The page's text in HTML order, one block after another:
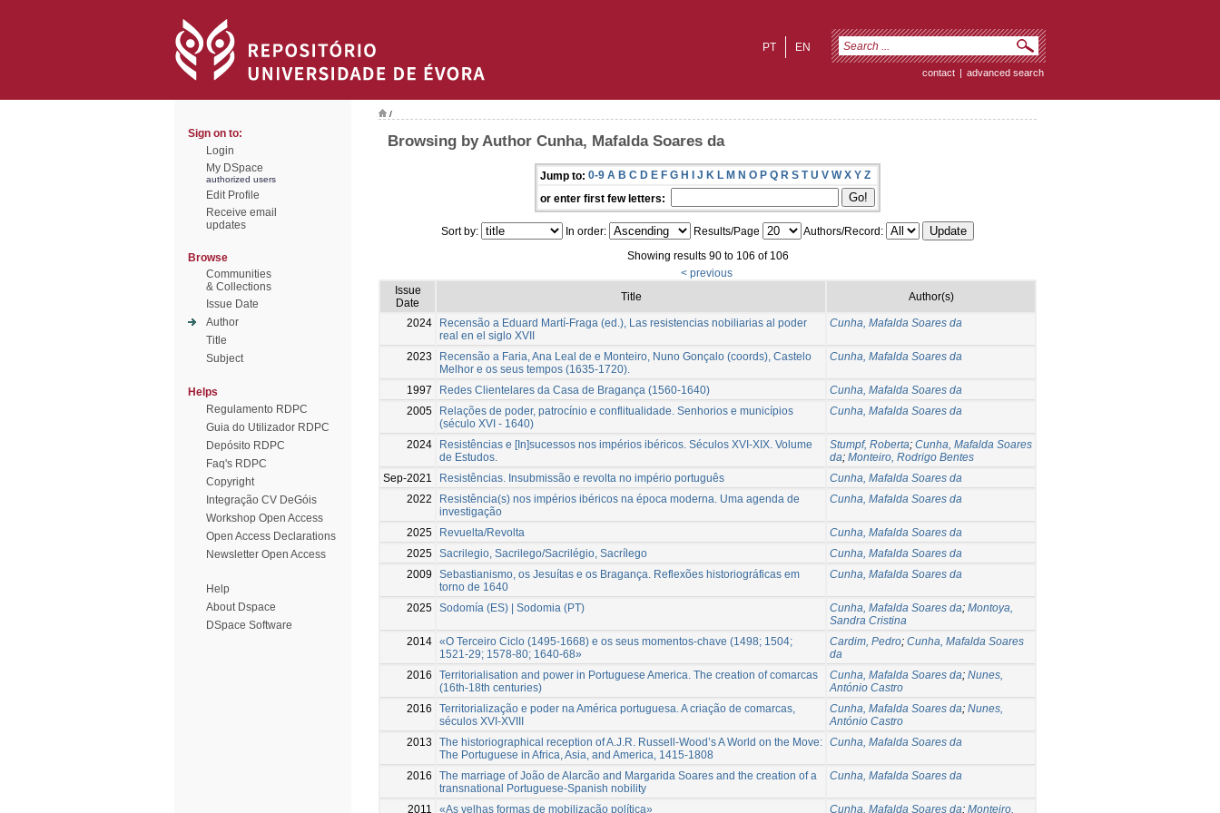
EN
PT
contact | advanced search
Sign on to:
Login
My DSpace
authorized users
Edit Profile
Receive email
updates
Browse
Communities
& Collections
Issue Date
Author
Title
Subject
Helps
Regulamento RDPC
Guia do Utilizador RDPC
Depósito RDPC
Faq's RDPC
Copyright
Integração CV DeGóis
Workshop Open Access
Open Access Declarations
Newsletter Open Access
Help
About Dspace
DSpace Software
/
Browsing by Author Cunha, Mafalda Soares da
Jump to: 0-9 A B C D E F G H I J K L M N O P Q R S T U V W X Y Z
or enter first few letters:
Sort by: In order: Results/Page
Authors/Record:
Showing results 90 to 106 of 106
< previous
Issue
Date
Title Author(s)
2024
Recensão a Eduard Martí-Fraga (ed.), Las resistencias nobiliarias al poder
real en el siglo XVII
Cunha, Mafalda Soares da
2023
Recensão a Faria, Ana Leal de e Monteiro, Nuno Gonçalo (coords), Castelo
Melhor e os seus tempos (1635-1720).
Cunha, Mafalda Soares da
1997 Redes Clientelares da Casa de Bragança (1560-1640)
Cunha, Mafalda Soares da
2005
Relações de poder, patrocínio e conflitualidade. Senhorios e municípios
(século XVI - 1640)
Cunha, Mafalda Soares da
2024
Resistências e [In]sucessos nos impérios ibéricos. Séculos XVI-XIX. Volume
de Estudos.
Stumpf, Roberta; Cunha, Mafalda Soares
da; Monteiro, Rodrigo Bentes
Sep-2021
Resistências. Insubmissão e revolta no império português
Cunha, Mafalda Soares da
2022
Resistência(s) nos impérios ibéricos na época moderna. Uma agenda de
investigação
Cunha, Mafalda Soares da
2025 Revuelta/Revolta
Cunha, Mafalda Soares da
2025 Sacrilegio, Sacrilego/Sacrilégio, Sacrílego
Cunha, Mafalda Soares da
2009
Sebastianismo, os Jesuítas e os Bragança. Reflexões historiográficas em
torno de 1640
Cunha, Mafalda Soares da
2025 Sodomía (ES) | Sodomia (PT) Cunha, Mafalda Soares da; Montoya,
Sandra Cristina
2014 «O Terceiro Ciclo (1495-1668) e os seus momentos-chave (1498; 1504;
1521-29; 1578-80; 1640-68»
Cardim, Pedro; Cunha, Mafalda Soares
da
2016
Territorialisation and power in Portuguese America. The creation of comarcas
(16th-18th centuries)
Cunha, Mafalda Soares da; Nunes,
António Castro
2016
Territorialização e poder na América portuguesa. A criação de comarcas,
séculos XVI-XVIII
Cunha, Mafalda Soares da; Nunes,
António Castro
2013
The historiographical reception of A.J.R. Russell-Wood’s A World on the Move:
The Portuguese in Africa, Asia, and America, 1415-1808
Cunha, Mafalda Soares da
2016
The marriage of João de Alarcão and Margarida Soares and the creation of a
transnational Portuguese-Spanish nobility
Cunha, Mafalda Soares da
2011 «As velhas formas de mobilização política» Cunha, Mafalda Soares da; Monteiro,